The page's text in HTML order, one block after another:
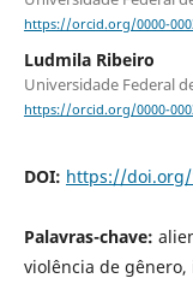
https://orcid.org/0000-
Ludmila Ribeiro
Universidade Federal
https://orcid.org/0000-
DOI: https://doi.org/
Palavras-chave:
violência de